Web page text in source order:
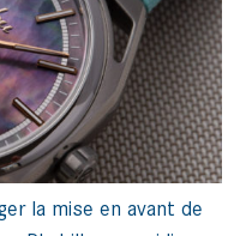
la mise en avant de